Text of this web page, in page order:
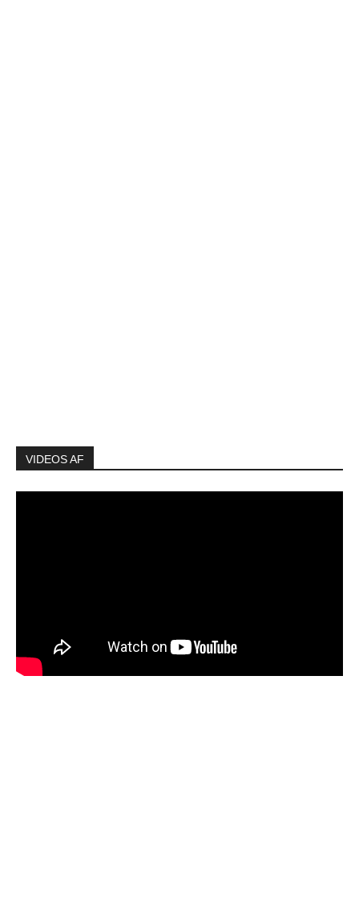
VIDEOS AF